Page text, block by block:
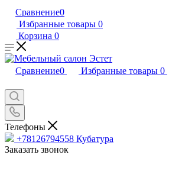
Сравнение0
Избранные товары 0
Корзина 0
Сравнение0 Избранные товары 0
Телефоны
+78126794558 Кубатура
Заказать звонок